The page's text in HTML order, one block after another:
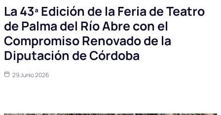
La 43ª Edición de la Feria de Teatro
de Palma del Río Abre con el
Compromiso Renovado de la
Diputación de Córdoba
29 Junio 2026